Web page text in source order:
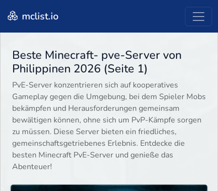
mclist.io
Beste Minecraft- pve-Server von
Philippinen 2026 (Seite 1)
PvE-Server konzentrieren sich auf kooperatives
Gameplay gegen die Umgebung, bei dem Spieler Mobs
bekämpfen und Herausforderungen gemeinsam
bewältigen können, ohne sich um PvP-Kämpfe sorgen
zu müssen. Diese Server bieten ein friedliches,
gemeinschaftsgetriebenes Erlebnis. Entdecke die
besten Minecraft PvE-Server und genieße das
Abenteuer!